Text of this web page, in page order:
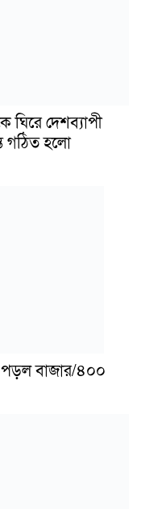
ঘিরে দেশব্যাপী
গঠিত হলো
পড়ল বাজার/৪০০